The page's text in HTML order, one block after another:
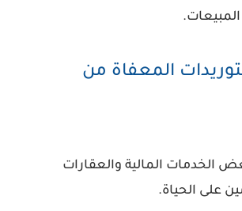
المعفاة من
الخدمات المالية والعقارات
على الحياة.